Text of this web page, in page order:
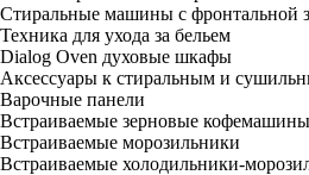
Стиральные машины с фронтальной
Техника для ухода за бельем
Dialog Oven духовые шкафы
Аксессуары к стиральным и
Варочные панели
Встраиваемые зерновые кофемашины
Встраиваемые морозильники
Встраиваемые холодильники-